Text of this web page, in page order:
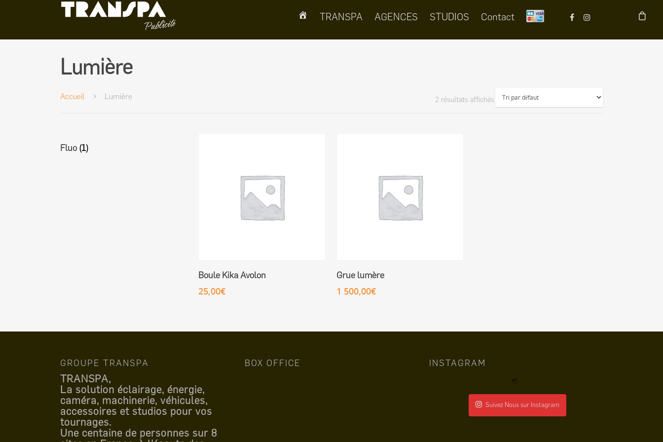
TRANSPA AGENCES STUDIOS Contact
Lumière
2 résultats affichés
Accueil Lumière
Fluo (1)
Ajouter Au Panier
Boule Kika Avolon
25,00€
Grue lumère
1 500,00€
GROUPE TRANSPA
TRANSPA,
La solution éclairage, énergie,
caméra, machinerie, véhicules,
accessoires et studios pour vos
tournages.
Une centaine de personnes sur 8
BOX OFFICE INSTAGRAM
Suivez Nous sur Instagram